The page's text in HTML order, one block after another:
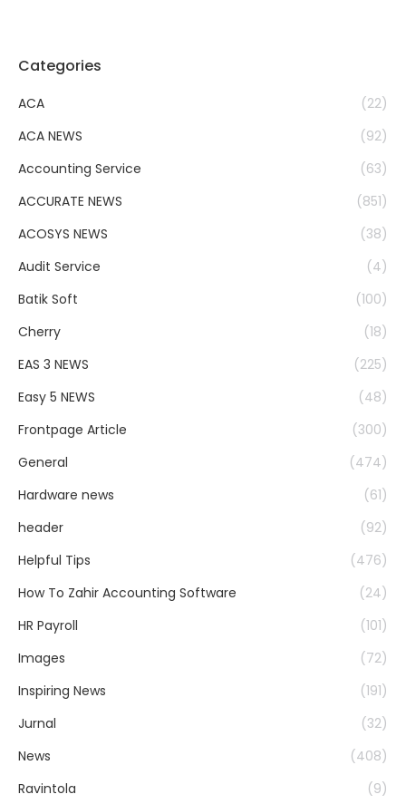
Categories
ACA
(22)
ACA NEWS
(92)
Accounting Service
(63)
ACCURATE NEWS
(851)
ACOSYS NEWS
(38)
Audit Service
(4)
Batik Soft
(100)
Cherry
(18)
EAS 3 NEWS
(225)
Easy 5 NEWS
(48)
Frontpage Article
(300)
General
(474)
Hardware news
(61)
header
(92)
Helpful Tips
(476)
How To Zahir Accounting Software
(24)
HR Payroll
(101)
Images
(72)
Inspiring News
(191)
Jurnal
(32)
News
(408)
Ravintola
(9)